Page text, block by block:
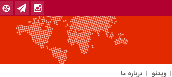
ویدئو درباره ما